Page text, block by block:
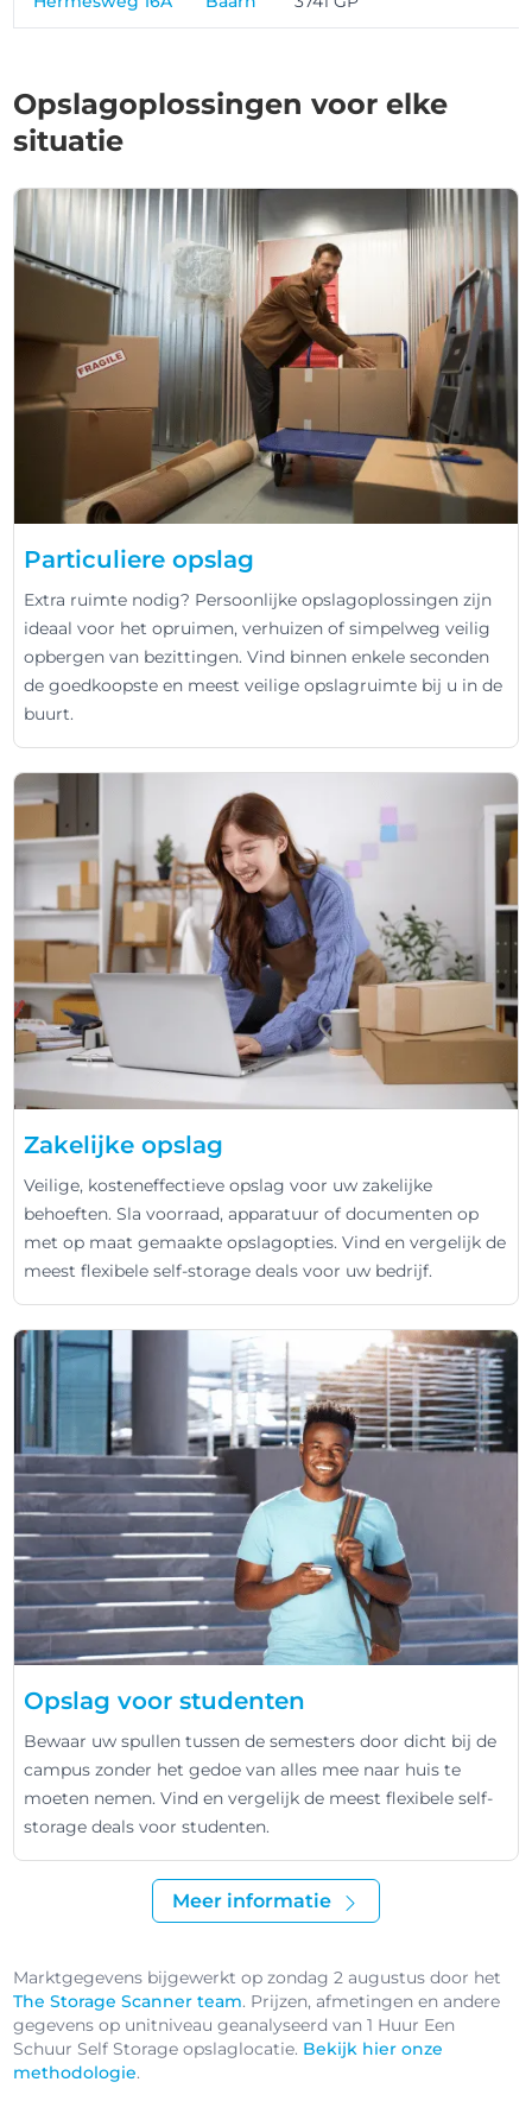
Opslagoplossingen voor elke
situatie
Particuliere opslag
Extra ruimte nodig? Persoonlijke opslagoplossingen zijn
ideaal voor het opruimen, verhuizen of simpelweg veilig
opbergen van bezittingen. Vind binnen enkele seconden
de goedkoopste en meest veilige opslagruimte bij u in de
buurt.
Zakelijke opslag
Veilige, kosteneffectieve opslag voor uw zakelijke
behoeften. Sla voorraad, apparatuur of documenten op
met op maat gemaakte opslagopties. Vind en vergelijk de
meest flexibele self-storage deals voor uw bedrijf.
Opslag voor studenten
Bewaar uw spullen tussen de semesters door dicht bij de
campus zonder het gedoe van alles mee naar huis te
moeten nemen. Vind en vergelijk de meest flexibele self-
storage deals voor studenten.
Meer informatie
Marktgegevens bijgewerkt op zondag 2 augustus door het
The Storage Scanner team. Prijzen, afmetingen en andere
gegevens op unitniveau geanalyseerd van 1 Huur Een
Schuur Self Storage opslaglocatie. Bekijk hier onze
methodologie.